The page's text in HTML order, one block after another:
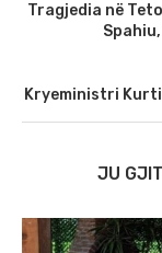
Tragjedia në
Kryeministri
JU